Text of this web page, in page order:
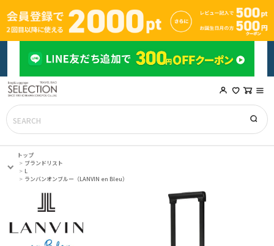
トップ
ブランドリスト
L
ランバンオンブルー（LANVIN en Bleu）